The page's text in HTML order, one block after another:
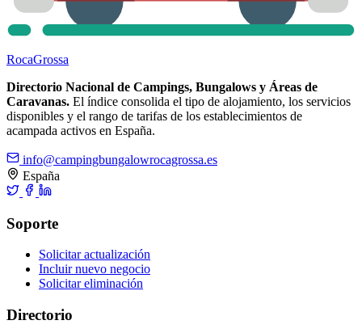
RocaGrossa
Directorio Nacional de Campings, Bungalows y Áreas de
Caravanas. El índice consolida el tipo de alojamiento, los servicios
disponibles y el rango de tarifas de los establecimientos de
acampada activos en España.
info@campingbungalowrocagrossa.es
España
Soporte
Solicitar actualización
Incluir nuevo negocio
Solicitar eliminación
Directorio